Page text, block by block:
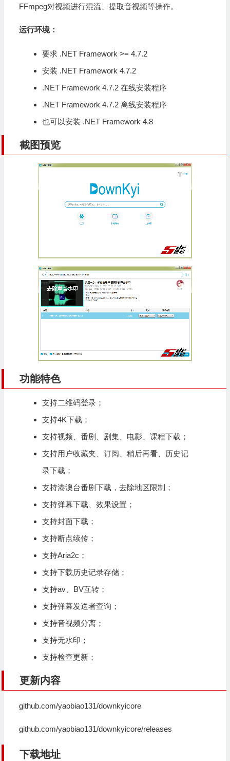
FFmpeg对视频进行混流、提取音视频等操作。
运行环境：
要求 .NET Framework >= 4.7.2
安装 .NET Framework 4.7.2
.NET Framework 4.7.2 在线安装程序
.NET Framework 4.7.2 离线安装程序
也可以安装 .NET Framework 4.8
截图预览
功能特色
支持二维码登录；
支持4K下载；
支持视频、番剧、剧集、电影、课程下载；
支持用户收藏夹、订阅、稍后再看、历史记
录下载；
支持港澳台番剧下载，去除地区限制；
支持弹幕下载、效果设置；
支持封面下载；
支持断点续传；
支持Aria2c；
支持下载历史记录存储；
支持av、BV互转；
支持弹幕发送者查询；
支持音视频分离；
支持无水印；
支持检查更新；
更新内容
github.com/yaobiao131/downkyicore
github.com/yaobiao131/downkyicore/releases
下载地址